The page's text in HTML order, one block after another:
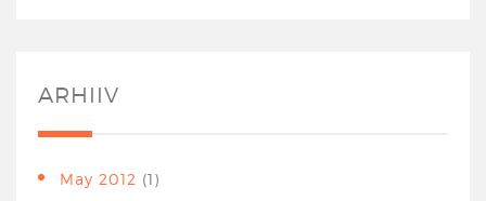
ARHIIV
May 2012 (1)